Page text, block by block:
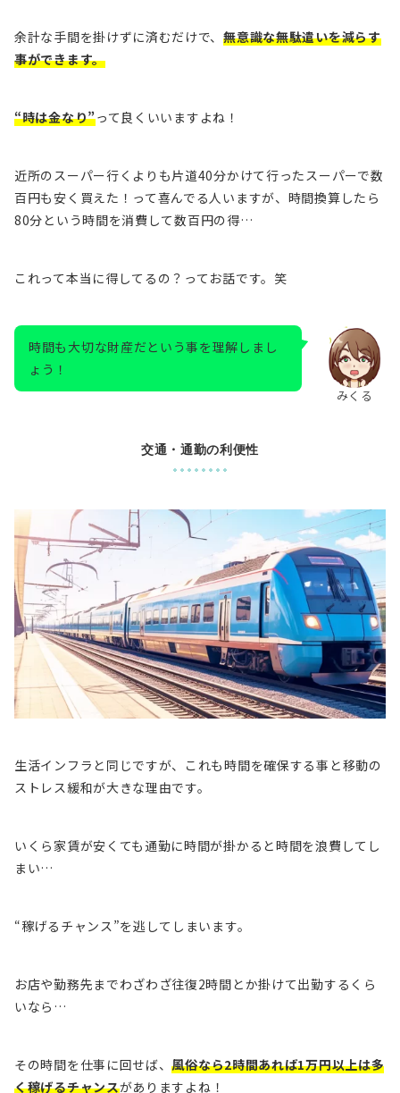
余計な手間を掛けずに済むだけで、無意識な無駄遣いを減らす
事ができます。
“時は金なり”って良くいいますよね！
近所のスーパー行くよりも片道40分かけて行ったスーパーで数
百円も安く買えた！って喜んでる人いますが、 時間換算したら
80分という時間を消費して数百円の得…
これって本当に得してるの？ってお話です。笑
みくる
時間も大切な財産だという事を理解しまし
ょう！
交通・通勤の利便性
生活インフラと同じですが、これも時間を確保する事と移動の
ストレス緩和が大きな理由です。
いくら家賃が安くても通勤に時間が掛かると時間を浪費してし
まい…
“稼げるチャンス”を逃してしまいます。
お店や勤務先までわざわざ往復2時間とか掛けて出勤するくら
いなら…
その時間を仕事に回せば、風俗なら2時間あれば1万円以上は多
く稼げるチャンスがありますよね！